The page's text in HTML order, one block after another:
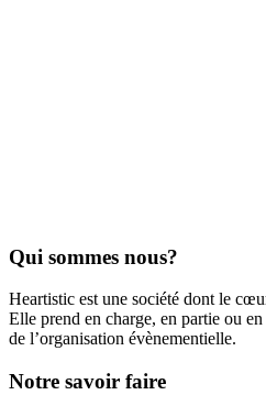
Qui sommes nous?
Heartistic est une société dont le
Elle prend en charge, en partie ou
de l’organisation évènementielle.
Notre savoir faire